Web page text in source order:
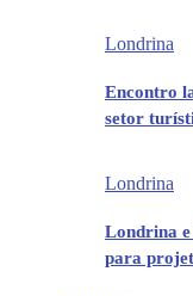
Londrina
Encontro
setor
Londrina
Londrina
para